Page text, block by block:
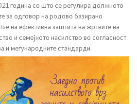
семејството
заштита
година со што се регулира должното
за одговор на родово базирано
на ефективна заштита на жртвите на
и семејното насилство во согласност
и меѓународните стандарди.